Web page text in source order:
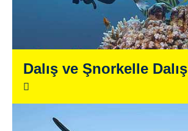
Dalış ve Şnorkelle Dalış